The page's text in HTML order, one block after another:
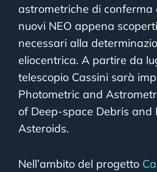
astrometriche di conferma
nuovi NEO appena
necessari alla
eliocentrica. A partire da
telescopio Cassini sarà
Photometric and
of Deep-space Debris and
Asteroids.
Nell’ambito del progetto